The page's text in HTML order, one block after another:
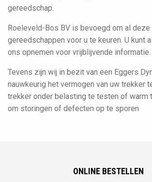
gereedschap.
Roeleveld-Bos BV is bevoegd om al deze
gereedschappen voor u te keuren. U kunt
ons opnemen voor vrijblijvende informatie.
Tevens zijn wij in bezit van een Eggers
nauwkeurig het vermogen van uw trekker
trekker onder belasting te testen of warm
om storingen of defecten op te sporen
ONLINE BESTELLEN